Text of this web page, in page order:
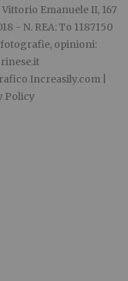
Vittorio Emanuele II, 167
- N. REA: To 1187150
fotografie, opinioni:
Increasily.com
Policy